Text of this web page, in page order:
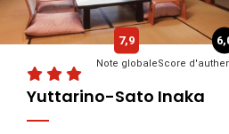
Yuttarino-Sato Inaka
7,9
Note globaleScore